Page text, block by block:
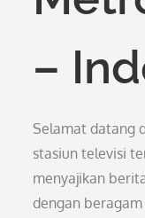
–
Selamat datang
stasiun televisi
menyajikan
dengan